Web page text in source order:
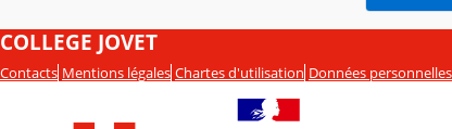
COLLEGE JOVET
Contacts Mentions légales Chartes d'utilisation Données personnelles